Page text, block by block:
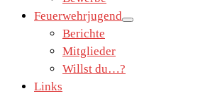
Feuerwehrjugend
Berichte
Mitglieder
Willst du…?
Links